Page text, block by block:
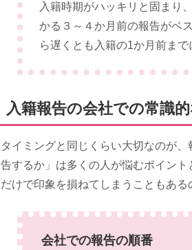
入籍時期がハッキリと固まり
かる３～４か月前の報告がベ
ら遅くとも入籍の1か月前まで
入籍報告の会社での常識
タイミングと同じくらい大切なのが
告するか」は多くの人が悩むポイン
だけで印象を損ねてしまうこともある
会社での報告の順番